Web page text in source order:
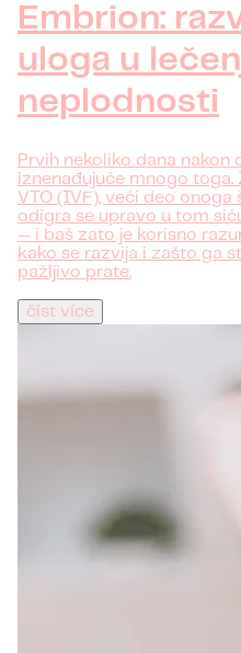
Embrion:
uloga u
neplodnosti
Prvih nekoliko dana nakon
iznenađujuće mnogo toga.
VTO (IVF), veći deo
odigra se upravo u tom
— i baš zato je korisno
kako se razvija i zašto ga
pažljivo prate.
číst více